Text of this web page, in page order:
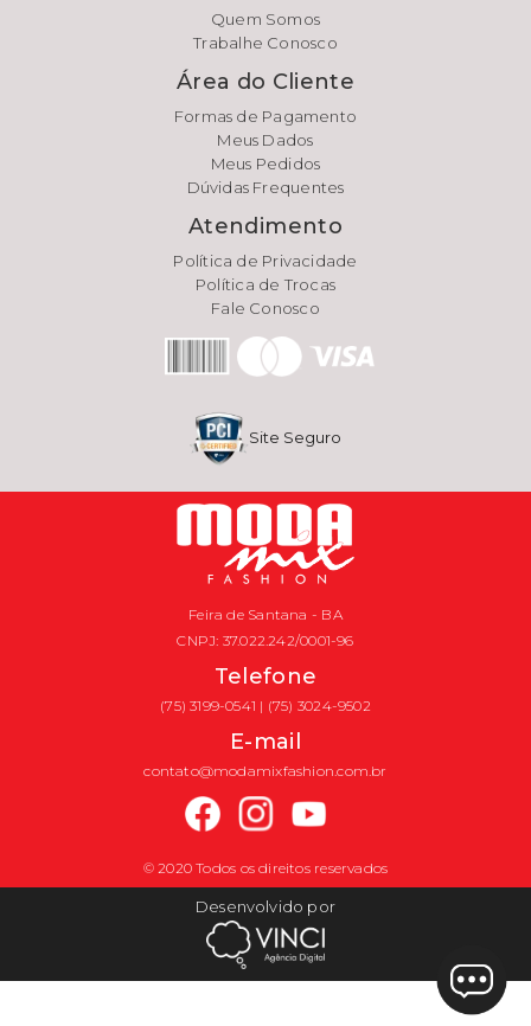
Quem Somos
Trabalhe Conosco
Área do Cliente
Formas de Pagamento
Meus Dados
Meus Pedidos
Dúvidas Frequentes
Atendimento
Política de Privacidade
Política de Trocas
Fale Conosco
Site Seguro
Feira de Santana - BA
CNPJ: 37.022.242/0001-96
Telefone
(75) 3199-0541 | (75) 3024-9502
E-mail
contato@modamixfashion.com.br
© 2020 Todos os direitos reservados
Desenvolvido por